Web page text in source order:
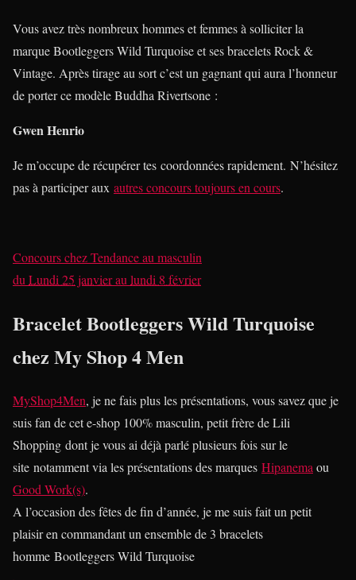
Vous avez très nombreux hommes et femmes à solliciter la
marque Bootleggers Wild Turquoise et ses bracelets Rock &
Vintage. Après tirage au sort c’est un gagnant qui aura l’honneur
de porter ce modèle Buddha Rivertsone :
Gwen Henrio
Je m’occupe de récupérer tes coordonnées rapidement. N’hésitez
pas à participer aux autres concours toujours en cours.
ConcourschezTendance au masculin
duLundi 25 janvieraulundi 8 février
Bracelet Bootleggers Wild Turquoise
chez My Shop 4 Men
MyShop4Men, je ne fais plus les présentations, vous savez que je
suis fan de cet e-shop 100% masculin, petit frère de Lili
Shopping dont je vous ai déjà parlé plusieurs fois sur le
site notamment via les présentations des marques Hipanema ou
Good Work(s).
A l’occasion des fêtes de fin d’année, je me suis fait un petit
plaisir en commandant un ensemble de 3 bracelets
homme Bootleggers Wild Turquoise